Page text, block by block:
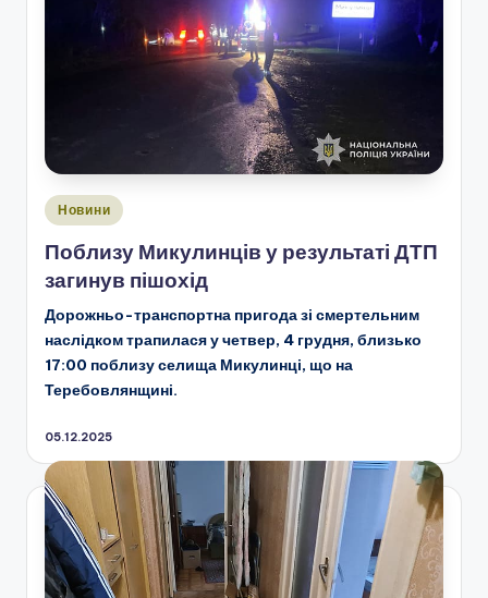
Опубліковано
Новини
Поблизу Микулинців у результаті ДТП
загинув пішохід
Дорожньо-транспортна пригода зі смертельним
наслідком трапилася у четвер, 4 грудня, близько
17:00 поблизу селища Микулинці, що на
Теребовлянщині.
05.12.2025